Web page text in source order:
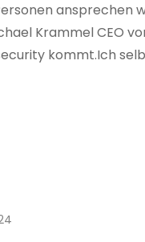
ansprechen
Krammel CEO
kommt.Ich